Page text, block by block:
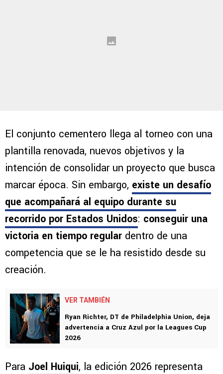
El conjunto cementero llega al torneo con una
plantilla renovada, nuevos objetivos y la
intención de consolidar un proyecto que busca
marcar época. Sin embargo, existe un desafío
que acompañará al equipo durante su
recorrido por Estados Unidos: conseguir una
victoria en tiempo regular dentro de una
competencia que se le ha resistido desde su
creación.
VER TAMBIÉN
Ryan Richter, DT de Philadelphia Union, deja
advertencia a Cruz Azul por la Leagues Cup
2026
Para Joel Huiqui, la edición 2026 representa